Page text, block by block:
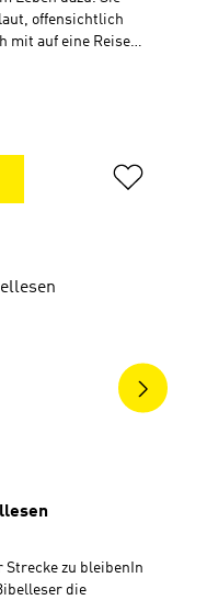
offensichtlich
mit auf eine Reise
praxisnahe
der Bibel Bezug
stärkende
Strecke zu bleibenIn
die